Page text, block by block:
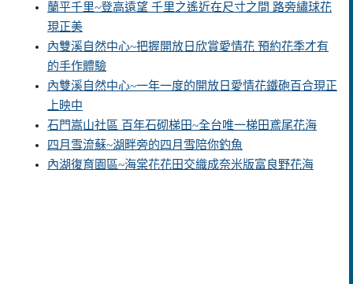
蘭平千里~登高遠望 千里之遙近在尺寸之間 路旁繡球花
現正美
內雙溪自然中心~把握開放日欣賞愛情花 預約花季才有
的手作體驗
內雙溪自然中心~一年一度的開放日愛情花鐵砲百合現正
上映中
石門嵩山社區 百年石砌梯田~全台唯一梯田鳶尾花海
四月雪流蘇~湖畔旁的四月雪陪你釣魚
內湖復育園區~海棠花花田交織成奈米版富良野花海